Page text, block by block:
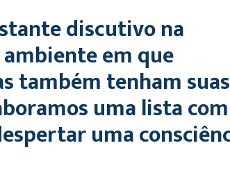
discutivo na
em que
também tenham suas
uma lista
uma